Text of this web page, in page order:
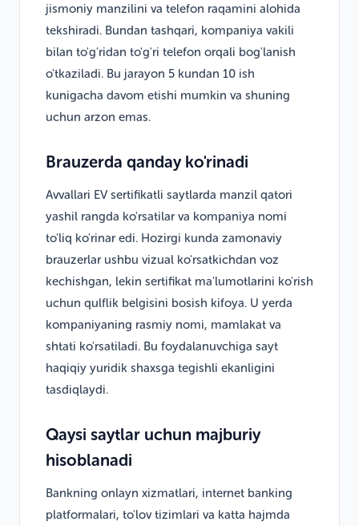
jismoniy manzilini va telefon raqamini alohida
tekshiradi. Bundan tashqari, kompaniya vakili
bilan to'g'ridan to'g'ri telefon orqali bog'lanish
o'tkaziladi. Bu jarayon 5 kundan 10 ish
kunigacha davom etishi mumkin va shuning
uchun arzon emas.
Brauzerda qanday ko'rinadi
Avvallari EV sertifikatli saytlarda manzil qatori
yashil rangda ko'rsatilar va kompaniya nomi
to'liq ko'rinar edi. Hozirgi kunda zamonaviy
brauzerlar ushbu vizual ko'rsatkichdan voz
kechishgan, lekin sertifikat ma'lumotlarini ko'rish
uchun qulflik belgisini bosish kifoya. U yerda
kompaniyaning rasmiy nomi, mamlakat va
shtati ko'rsatiladi. Bu foydalanuvchiga sayt
haqiqiy yuridik shaxsga tegishli ekanligini
tasdiqlaydi.
Qaysi saytlar uchun majburiy
hisoblanadi
Bankning onlayn xizmatlari, internet banking
platformalari, to'lov tizimlari va katta hajmda